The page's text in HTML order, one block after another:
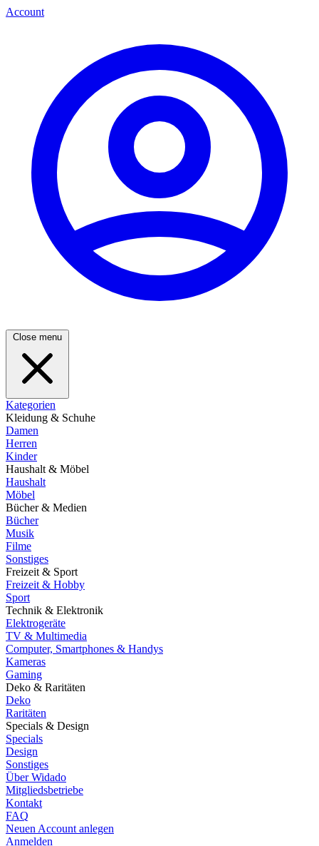
Account
Close menu
Kategorien
Kleidung & Schuhe
Damen
Herren
Kinder
Haushalt & Möbel
Haushalt
Möbel
Bücher & Medien
Bücher
Musik
Filme
Sonstiges
Freizeit & Sport
Freizeit & Hobby
Sport
Technik & Elektronik
Elektrogeräte
TV & Multimedia
Computer, Smartphones & Handys
Kameras
Gaming
Deko & Raritäten
Deko
Raritäten
Specials & Design
Specials
Design
Sonstiges
Über Widado
Mitgliedsbetriebe
Kontakt
FAQ
Neuen Account anlegen
Anmelden